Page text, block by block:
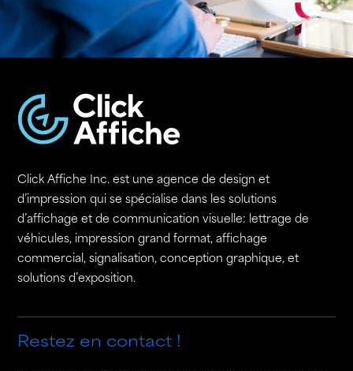
Click Affiche Inc. est une agence de design et
d’impression qui se spécialise dans les solutions
d’affichage et de communication visuelle: lettrage de
véhicules, impression grand format, affichage
commercial, signalisation, conception graphique, et
solutions d’exposition.
Restez en contact !